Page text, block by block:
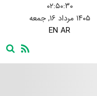
۰۲:۵۰:۳۱
۱۴۰۵ مرداد ۱۶, جمعه
EN AR